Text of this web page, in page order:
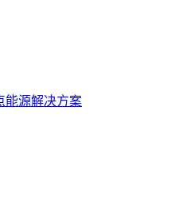
能源解决方案